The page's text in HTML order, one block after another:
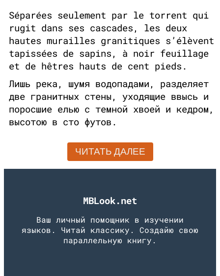
Séparées seulement par le torrent qui
rugit dans ses cascades, les deux
hautes murailles granitiques s’élèvent
tapissées de sapins, à noir feuillage
et de hêtres hauts de cent pieds.
Лишь река, шумя водопадами, разделяет
две гранитных стены, уходящие ввысь и
поросшие елью с темной хвоей и кедром,
высотою в сто футов.
ЧИТАТЬ ДАЛЕЕ
MBLook.net
Ваш личный помощник в изучении
языков. Читай классику. Создайю свою
параллельную книгу.